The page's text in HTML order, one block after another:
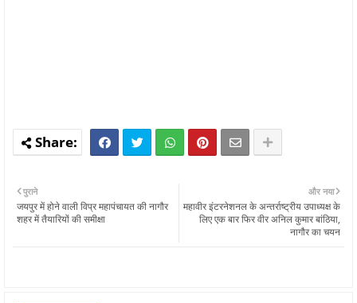
और नया
महावीर इंटरनेशनल के अन्तर्राष्ट्रीय उपाध्यक्ष के
लिए एक बार फिर वीर अनिल कुमार बांठिया,
नागौर का चयन
पुराने
जयपुर में होने वाली विप्र महापंचायत की नागौर
शहर में तैयारियों की समीक्षा